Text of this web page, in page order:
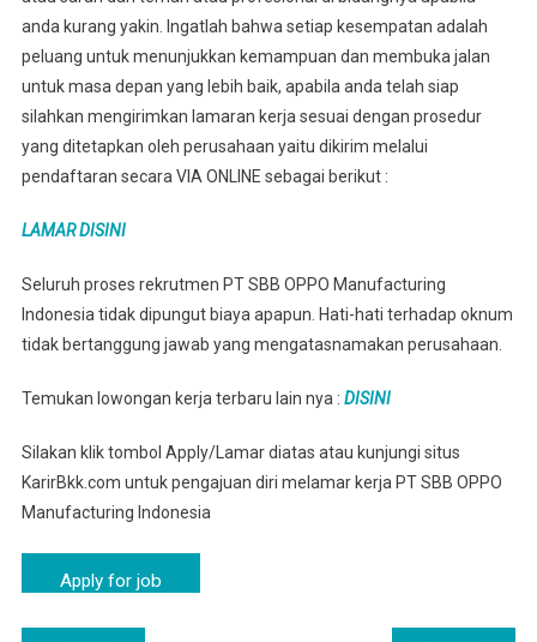
anda kurang yakin. Ingatlah bahwa setiap kesempatan adalah
peluang untuk menunjukkan kemampuan dan membuka jalan
untuk masa depan yang lebih baik, apabila anda telah siap
silahkan mengirimkan lamaran kerja sesuai dengan prosedur
yang ditetapkan oleh perusahaan yaitu dikirim melalui
pendaftaran secara VIA ONLINE sebagai berikut :
LAMAR DISINI
Seluruh proses rekrutmen PT SBB OPPO Manufacturing
Indonesia tidak dipungut biaya apapun. Hati-hati terhadap oknum
tidak bertanggung jawab yang mengatasnamakan perusahaan.
Temukan lowongan kerja terbaru lain nya : DISINI
Silakan klik tombol Apply/Lamar diatas atau kunjungi situs
KarirBkk.com untuk pengajuan diri melamar kerja PT SBB OPPO
Manufacturing Indonesia